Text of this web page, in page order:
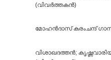
(വിവര്‍ത്തകന്‍)
മോഹന്‍ദാസ്‌ കരംചന്ദ്‌
വിശാഖദത്തന്‍;